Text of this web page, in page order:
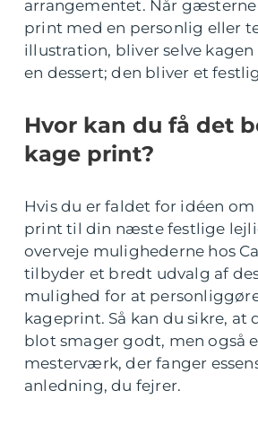
arrangementet. Når
print med en personlig eller
illustration, bliver selve
en dessert; den bliver et
Hvor kan du få det
kage print?
Hvis du er faldet for idéen
print til din næste festlige
overveje mulighederne hos
tilbyder et bredt udvalg af
mulighed for at
kageprint. Så kan du sikre, at
blot smager godt, men også
mesterværk, der fanger
anledning, du fejrer.